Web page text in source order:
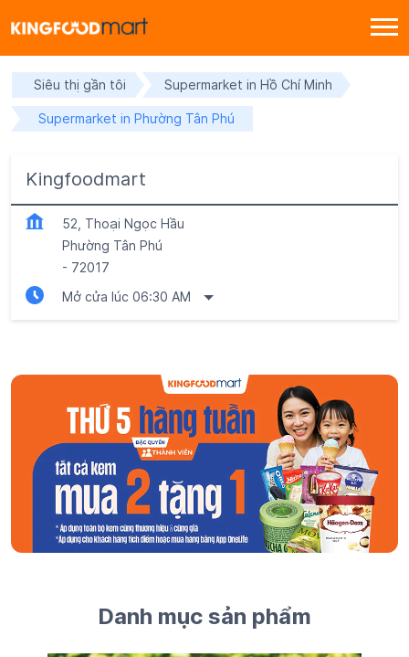
Siêu thị gần tôi Supermarket in Hồ Chí Minh
Supermarket in Phường Tân Phú
Kingfoodmart
52, Thoại Ngọc Hầu
Phường Tân Phú
- 72017
Mở cửa lúc 06:30 AM
Danh mục sản phẩm